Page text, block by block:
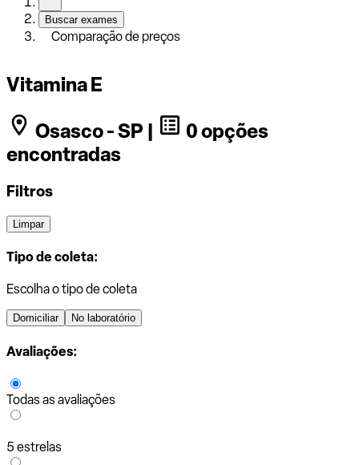
Buscar exames
Comparação de preços
Vitamina E
Osasco - SP |
0 opções
encontradas
Filtros
Limpar
Tipo de coleta:
Escolha o tipo de coleta
Domiciliar No laboratório
Avaliações:
Todas as avaliações
5 estrelas